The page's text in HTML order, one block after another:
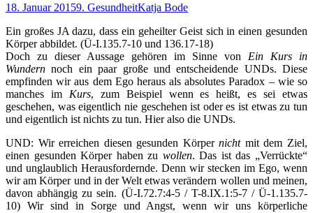
18. Januar 20159. GesundheitKatja Bode
Ein großes JA dazu, dass ein geheilter Geist sich in einen gesunden
Körper abbildet. (Ü-I.135.7-10 und 136.17-18)
Doch zu dieser Aussage gehören im Sinne von Ein Kurs in
Wundern noch ein paar große und entscheidende UNDs. Diese
empfinden wir aus dem Ego heraus als absolutes Paradox – wie so
manches im Kurs, zum Beispiel wenn es heißt, es sei etwas
geschehen, was eigentlich nie geschehen ist oder es ist etwas zu tun
und eigentlich ist nichts zu tun. Hier also die UNDs.
UND: Wir erreichen diesen gesunden Körpernichtmit dem Ziel,
einen gesunden Körper haben zu wollen. Das ist das „Verrückte“
und unglaublich Herausfordernde. Denn wir stecken im Ego, wenn
wir am Körper und in der Welt etwas verändern wollen und meinen,
davon abhängig zu sein. (Ü-I.72.7:4-5 / T-8.IX.1:5-7 / Ü-1.135.7-
10) Wir sind in Sorge und Angst, wenn wir uns körperliche